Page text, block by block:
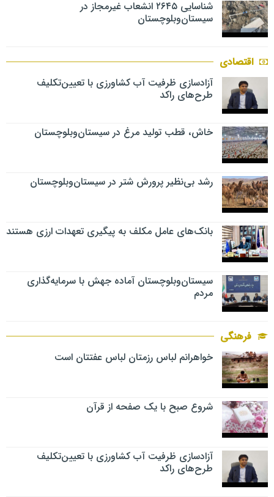
شناسایی ۲۶۴۵ انشعاب غیرمجاز در
سیستان‌وبلوچستان
اقتصادی
آزادسازی ظرفیت آب کشاورزی با تعیین‌تکلیف
طرح‌های راکد
خاش، قطب تولید مرغ در سیستان‌وبلوچستان
رشد بی‌نظیر پرورش شتر در سیستان‌وبلوچستان
بانک‌های عامل مکلف به پیگیری تعهدات ارزی هستند
سیستان‌وبلوچستان آماده جهش با سرمایه‌گذاری
مردم
فرهنگی
خواهرانم لباس رزمتان لباس عفتتان است
شروع صبح با یک صفحه از قرآن
آزادسازی ظرفیت آب کشاورزی با تعیین‌تکلیف
طرح‌های راکد